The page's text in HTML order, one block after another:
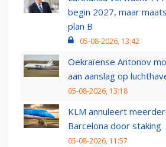
begin 2027, maar
plan B
05-08-2026, 13:42
Oekraïense Antonov
aan aanslag op
05-08-2026, 13:18
KLM annuleert
Barcelona door staking
05-08-2026, 11:57